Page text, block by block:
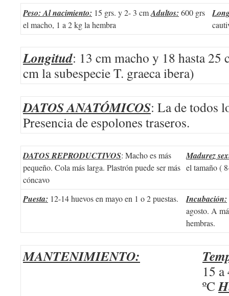
Peso: Al nacimiento: 15 grs. y 2- 3 cmAdultos: 600 grs
el macho, 1 a 2 kg la hembra
Longitud: 13 cm macho y 18 hasta 25
cm la subespecie T. graeca ibera)
DATOS ANATÓMICOS: La de todos
Presencia de espolones traseros.
DATOS REPRODUCTIVOS: Macho es más
pequeño. Cola más larga. Plastrón puede ser más
cóncavo
Madurez
el tamaño (
Puesta: 12-14 huevos en mayo en 1 o 2 puestas. Incubación:
agosto. A
hembras.
MANTENIMIENTO:
15
ºC